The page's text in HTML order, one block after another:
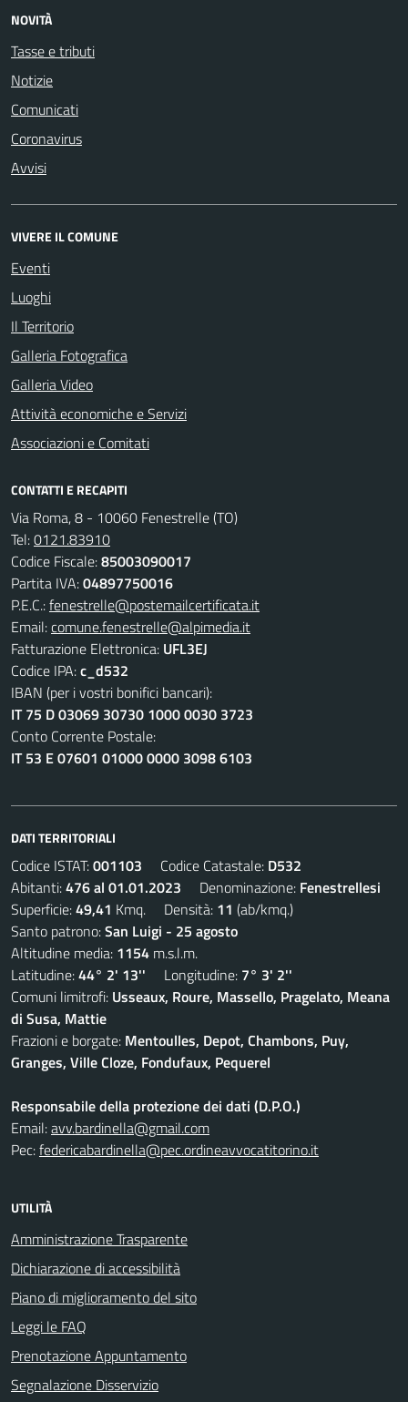
NOVITÀ
Tasse e tributi
Notizie
Comunicati
Coronavirus
Avvisi
VIVERE IL COMUNE
Eventi
Luoghi
Il Territorio
Galleria Fotografica
Galleria Video
Attività economiche e Servizi
Associazioni e Comitati
CONTATTI E RECAPITI
Via Roma, 8 - 10060 Fenestrelle (TO)
Tel:0121.83910
Codice Fiscale:85003090017
Partita IVA:04897750016
P.E.C.:fenestrelle@postemailcertificata.it
Email:comune.fenestrelle@alpimedia.it
Fatturazione Elettronica: UFL3EJ
Codice IPA:c_d532
IBAN (per i vostri bonifici bancari):
IT 75 D 03069 30730 1000 0030 3723
Conto Corrente Postale:
IT 53 E 07601 01000 0000 3098 6103
DATI TERRITORIALI
Codice ISTAT:001103 Codice Catastale: D532
Abitanti:476 al 01.01.2023 Denominazione: Fenestrellesi
Superficie:49,41 Kmq. Densità: 11 (ab/kmq.)
Santo patrono:San Luigi - 25 agosto
Altitudine media: 1154 m.s.l.m.
Latitudine:44° 2' 13'' Longitudine: 7° 3' 2''
Comuni limitrofi: Usseaux, Roure, Massello, Pragelato, Meana
di Susa, Mattie
Frazioni e borgate: Mentoulles, Depot, Chambons, Puy,
Granges, Ville Cloze, Fondufaux, Pequerel
Responsabile della protezione dei dati (D.P.O.)
Email:avv.bardinella@gmail.com
Pec:federicabardinella@pec.ordineavvocatitorino.it
UTILITÀ
Amministrazione Trasparente
Dichiarazione di accessibilità
Piano di miglioramento del sito
Leggi le FAQ
Prenotazione Appuntamento
Segnalazione Disservizio